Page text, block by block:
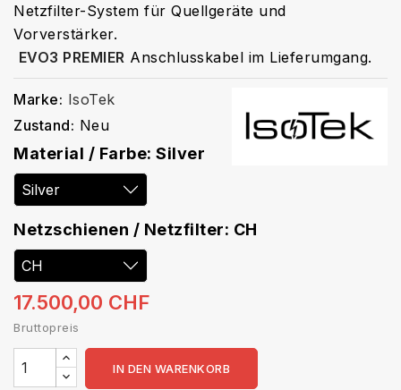
Netzfilter-System für Quellgeräte und
Vorverstärker.
EVO3 PREMIER Anschlusskabel im Lieferumgang.
Marke: IsoTek
Zustand: Neu
Material / Farbe: Silver
Netzschienen / Netzfilter: CH
17.500,00 CHF
Bruttopreis
IN DEN WARENKORB